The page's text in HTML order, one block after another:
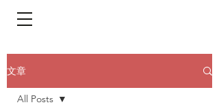
文章
All Posts